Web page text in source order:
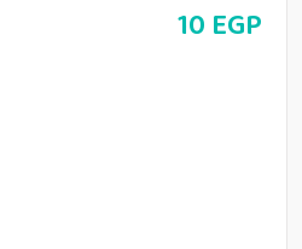
10 EGP